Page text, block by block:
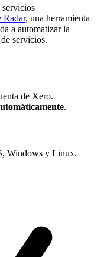
servicios
Radar, una herramienta
a automatizar la
servicios.
de Xero.
.
Windows y Linux.